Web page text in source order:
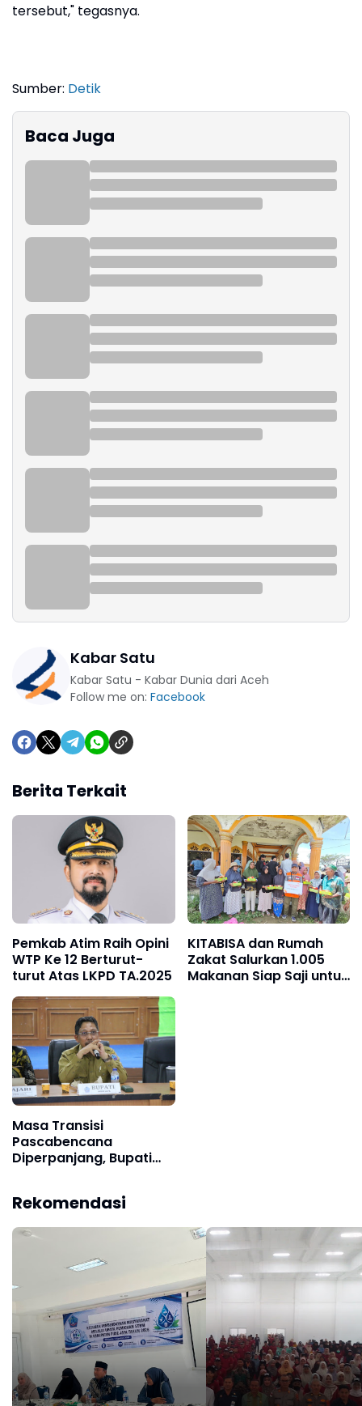
tersebut," tegasnya.
Sumber: Detik
Baca Juga
Kabar Satu
Kabar Satu - Kabar Dunia dari Aceh
Follow me on: Facebook
Berita Terkait
Pemkab Atim Raih Opini
WTP Ke 12 Berturut-
turut Atas LKPD TA.2025
KITABISA dan Rumah
Zakat Salurkan 1.005
Makanan Siap Saji untuk
Masa Transisi
Pascabencana
Diperpanjang, Bupati
Ditinggalkan
Rekomendasi